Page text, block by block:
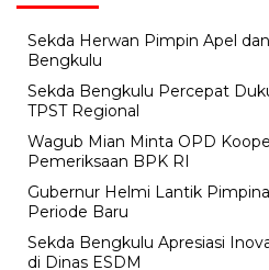
Sekda Herwan Pimpin Apel
Bengkulu
Sekda Bengkulu Percepat
TPST Regional
Wagub Mian Minta OPD
Pemeriksaan BPK RI
Gubernur Helmi Lantik
Periode Baru
Sekda Bengkulu Apresiasi
di Dinas ESDM